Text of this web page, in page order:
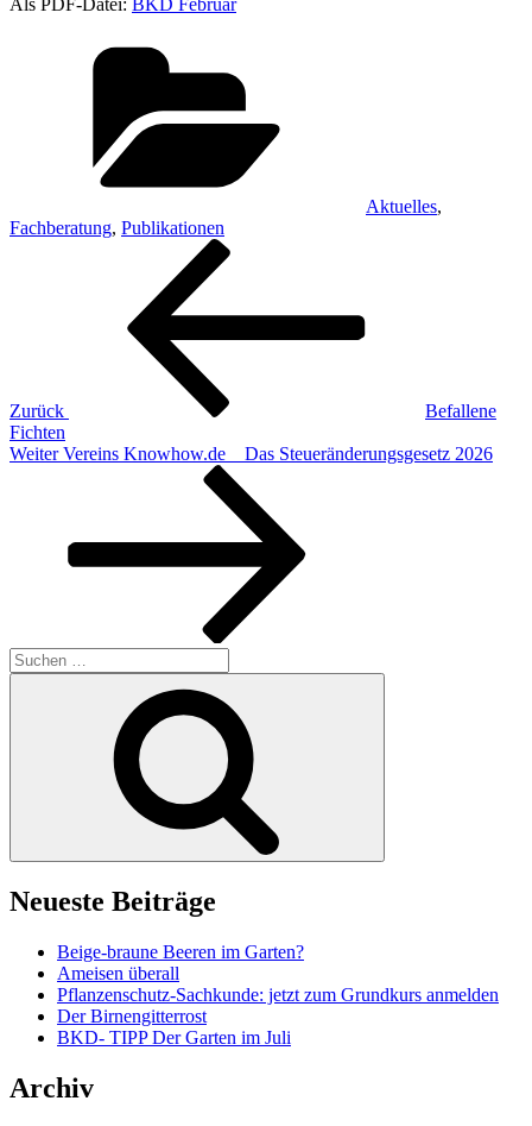
Aktuelles,
Fachberatung, Publikationen
Beitragsnavigation
Zurück
Befallene
Fichten
Nächster
Weiter Vereins Knowhow.de _ Das Steueränderungsgesetz 2026
Suchen
nach:
Neueste Beiträge
Beige-braune Beeren im Garten?
Ameisen überall
Pflanzenschutz-Sachkunde: jetzt zum Grundkurs anmelden
Der Birnengitterrost
BKD- TIPP Der Garten im Juli
Archiv